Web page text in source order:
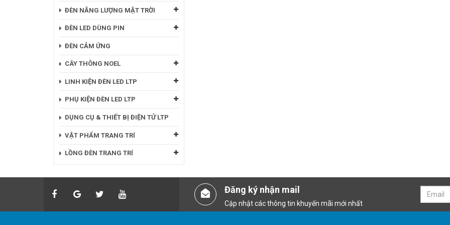
ĐÈN NĂNG LƯỢNG MẶT TRỜI
ĐÈN LED DÙNG PIN
ĐÈN CẢM ỨNG
CÂY THÔNG NOEL
LINH KIỆN ĐÈN LED LTP
PHỤ KIỆN ĐÈN LED LTP
DỤNG CỤ & THIẾT BỊ ĐIỆN TỬ LTP
VẬT PHẨM TRANG TRÍ
LỒNG ĐÈN TRANG TRÍ
Đăng ký nhận mail
Cập nhật các thông tin khuyến mãi mới nhất